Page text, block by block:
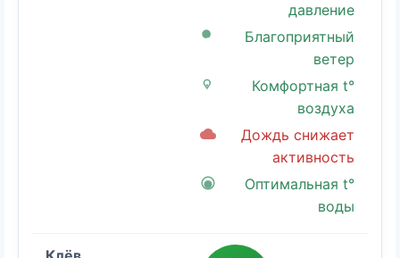
давление
Благоприятный
ветер
Комфортная t°
воздуха
Дождь снижает
активность
Оптимальная t°
воды